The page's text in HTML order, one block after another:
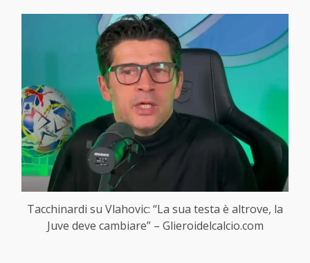
Tacchinardi su Vlahovic: “La sua testa è altrove, la
Juve deve cambiare” – Glieroidelcalcio.com